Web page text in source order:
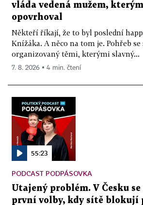
vláda vedená mužem,
opovrhoval
Někteří říkají, že to byl poslední
Knížáka. A něco na tom je. Pohřeb
organizovaný těmi, kterými slavný...
7. 8. 2026 ▪ 4 min. čtení
55:23
PODCAST PODPÁSOVKA
Utajený problém. V Česku
první volby, kdy sítě blokují